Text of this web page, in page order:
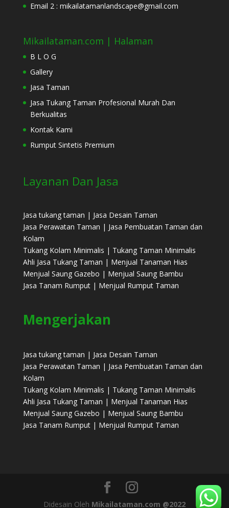
Email 2 : mikailatamanlandscape@gmail.com
Mikailataman.com | Halaman
B L O G
Gallery
Jasa Taman
Jasa Tukang Taman Profesional Murah Dan
Berkualitas
Kontak Kami
Rumput Sintetis Premium
Layanan Dan Jasa
Jasa tukang taman | Jasa Desain Taman
Jasa Perawatan Taman | Jasa Pembuatan Taman dan
Kolam
Tukang Kolam Minimalis | Tukang Taman Minimalis
Ahli Jasa Tukang Taman | Menjual Tanaman Hias
Menjual Saung Gazebo | Menjual Saung Bambu
Jasa Tanam Rumput | Menjual Rumput Taman
Mengerjakan
Jasa tukang taman | Jasa Desain Taman
Jasa Perawatan Taman | Jasa Pembuatan Taman dan
Kolam
Tukang Kolam Minimalis | Tukang Taman Minimalis
Ahli Jasa Tukang Taman | Menjual Tanaman Hias
Menjual Saung Gazebo | Menjual Saung Bambu
Jasa Tanam Rumput | Menjual Rumput Taman
Didesain Oleh Mikailataman.com @2022